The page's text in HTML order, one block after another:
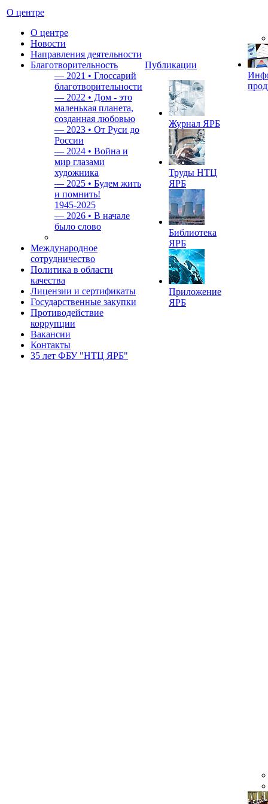
О центре
О центре
Новости
Направления деятельности
Благотворительность
— 2021 • Глоссарий
благотворительности
— 2022 • Дом - это
маленькая планета,
созданная любовью
— 2023 • От Руси до
России
— 2024 • Война и
мир глазами
художника
— 2025 • Будем жить
и помнить!
1945-2025
— 2026 • В начале
было слово
Международное
сотрудничество
Политика в области
качества
Лицензии и сертификаты
Государственные закупки
Противодействие
коррупции
Вакансии
Контакты
35 лет ФБУ "НТЦ ЯРБ"
Публикации
Журнал ЯРБ
Труды НТЦ
ЯРБ
Библиотека
ЯРБ
Приложение
ЯРБ